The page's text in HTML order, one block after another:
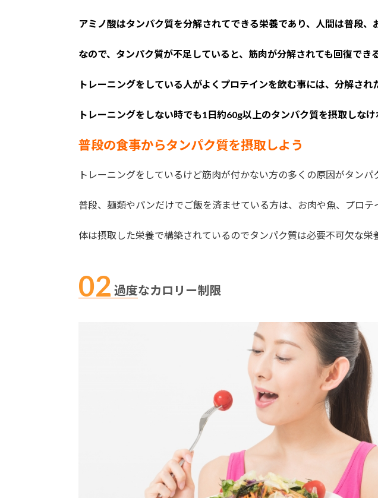
アミノ酸はタンパク質を分解されてできる栄養であり、人間は普段、
なので、タンパク質が不足していると、筋肉が分解されても回復でき
トレーニングをしている人がよくプロテインを飲む事には、分解され
トレーニングをしない時でも1日約60g以上のタンパク質を摂取しな
普段の食事からタンパク質を摂取しよう
トレーニングをしているけど筋肉が付かない方の多くの原因がタンパ
普段、麺類やパンだけでご飯を済ませている方は、お肉や魚、プロ
体は摂取した栄養で構築されているのでタンパク質は必要不可欠な栄
過度なカロリー制限